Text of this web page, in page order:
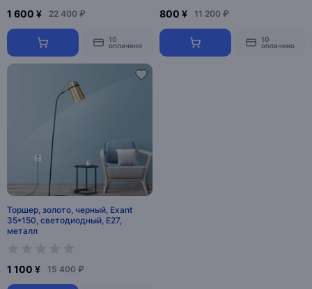
1 600 ¥ 22 400 ₽
10
оплачено
800 ¥ 11 200 ₽
10
оплачено
Торшер, золото, черный, Exant
35*150, светодиодный, E27,
металл
1 100 ¥ 15 400 ₽